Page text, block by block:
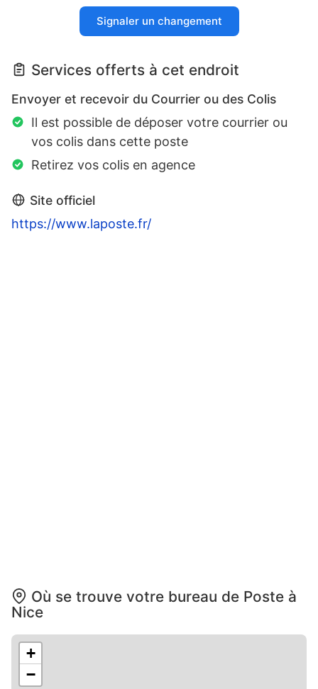
Signaler un changement
Services offerts à cet endroit
Envoyer et recevoir du Courrier ou des Colis
Il est possible de déposer votre courrier ou
vos colis dans cette poste
Retirez vos colis en agence
Site officiel
https://www.laposte.fr/
Où se trouve votre bureau de Poste à
Nice
+
−